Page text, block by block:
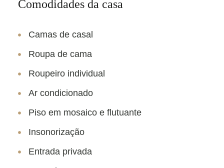
Comodidades da casa
Camas de casal
Roupa de cama
Roupeiro individual
Ar condicionado
Piso em mosaico e flutuante
Insonorização
Entrada privada